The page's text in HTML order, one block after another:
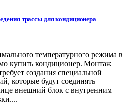
трассы для кондиционера
температурного режима в
купить кондиционер. Монтаж
создания специальной
которые будут соединять
внешний блок с внутренним